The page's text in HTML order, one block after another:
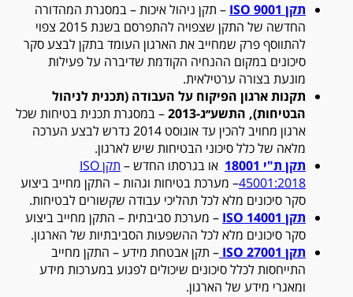
תקן 9001
ISO – תקן ניהול איכות – במסגרת המהדורה
החדשה של התקן שצפויה להתפרסם בשנת 2015 צפוי
להתווסף פרק שמחייב את הארגון העומד בתקן לבצע סקר
סיכונים במקום ההנחיה הקודמת שדיברה על פעילות
מונעת בצורה ערטילאית.
תקנות ארגון הפיקוח על העבודה (תכנית לניהול
הבטיחות), התשע׳׳ג-2013
– במסגרת תכנית בטיחות שכל
ארגון מחויב להכין עד אוגוסט 2014 נדרש לבצע הערכה
מלאה של כלל סיכוני הבטיחות שיש לארגון.
תקן ת"י 18001
או בגרסתו החדש –
תקן ISO
45001:2018– מערכת בטיחות וגהות – התקן מחייב ביצוע
סקר סיכונים מלא לכל תהליכי עבודה שקשורים לבטיחות.
תקן 14001
ISO – מערכת סביבתית – התקן מחייב ביצוע
סקר סיכונים מלא לכל ההשפעות הסביבתיות של הארגון.
תקן 27001
ISO – תקן אבטחת מידע – התקן מחייב
התייחסות לכלל סיכונים שיכולים לפגוע במערכות מידע
ומאגרי מידע של הארגון.